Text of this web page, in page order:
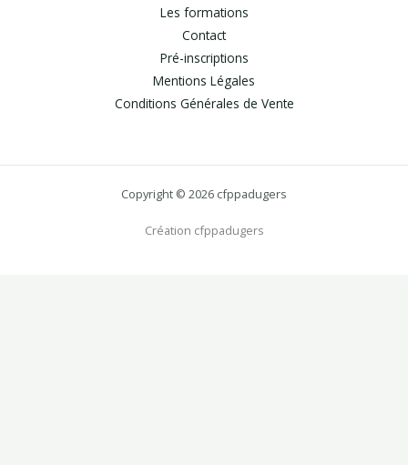
Les formations
Contact
Pré-inscriptions
Mentions Légales
Conditions Générales de Vente
Copyright © 2026 cfppadugers
Création cfppadugers